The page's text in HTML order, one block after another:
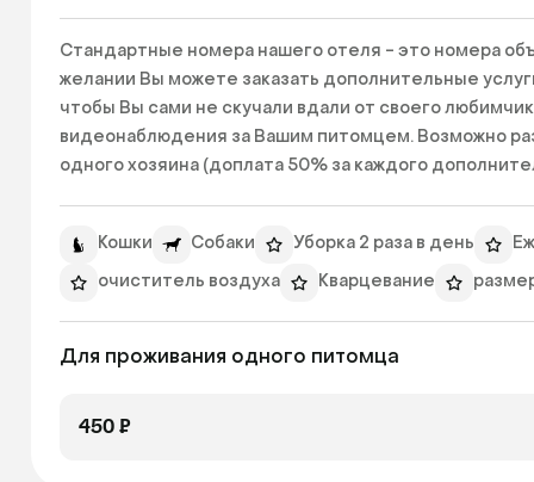
Стандартные номера нашего отеля - это номера
желании Вы можете заказать дополнительные
чтобы Вы сами не скучали вдали от своего
видеонаблюдения за Вашим питомцем. Возможно
одного хозяина (доплата 50% за каждого
- Когтеточка +50 ₽/сут
Кошки Собаки Уборка 2 раза в день
очиститель воздуха Кварцевание
Для проживания одного питомца
450 ₽